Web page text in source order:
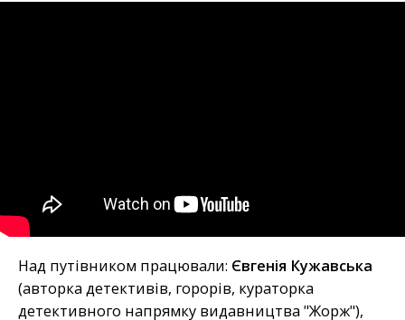
Над путівником працювали: Євгенія Кужавська
(авторка детективів, горорів, кураторка
детективного напрямку видавництва "Жорж"),